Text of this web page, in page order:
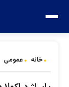
خانه عمومی